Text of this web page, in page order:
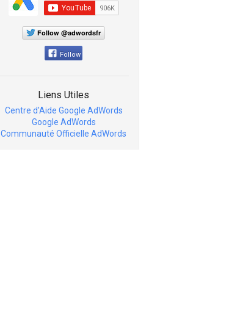
Follow @adwordsfr
Follow
Liens Utiles
Centre d'Aide Google AdWords
Google AdWords
Communauté Officielle AdWords